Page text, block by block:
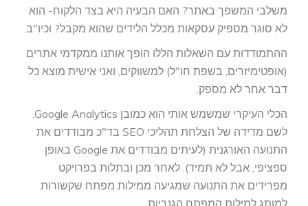
משלבי המשפך באתר? האם הבעיה היא בצד הלקוח- הוא
לא סוגר מספיק עסקאות מכלל הלידים שהוא מקבל? וכיו"ב.
ההתמודדות עם השאלות הללו הופך אותנו ממקדמי אתרים
(אופטימיזרים, בשפת חו"ל) למשווקים, ואני אישית מוצא כל
דבר אחר לא מספק.
הכלי העיקרי שמשמש אותי הוא כמובן Google Analytics.
לשם מדידה של הצלחת תהליכי SEO בד"כ מבודדים את
התנועה האורגנית (לעיתים מבודדים את Google באופן
ספציפי, אבל לא תמיד). לאחר מכן ובתלות בפרויקט
מפרידים את התנועה שמגיעה ממילות מפתח שקשורות
למותג למילות המפתח הגנריות.